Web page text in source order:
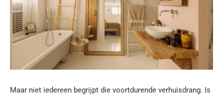
Maar niet iedereen begrijpt die voortdurende verhuisdrang. Is